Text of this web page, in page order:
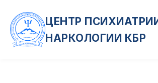
ЦЕНТР
НАРКОЛОГИИ КБР